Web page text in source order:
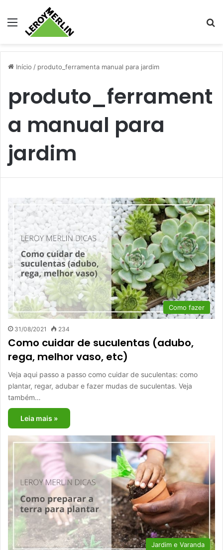
Menu
Início / produto_ferramenta manual para jardim
produto_ferrament
a manual para
jardim
Como fazer
31/08/2021 234
Como cuidar de suculentas (adubo,
rega, melhor vaso, etc)
Veja aqui passo a passo como cuidar de suculentas: como
plantar, regar, adubar e fazer mudas de suculentas. Veja
também…
Leia mais »
Jardim e Varanda